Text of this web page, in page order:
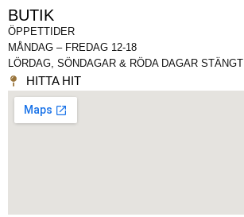
BUTIK
ÖPPETTIDER
MÅNDAG – FREDAG 12-18
LÖRDAG, SÖNDAGAR & RÖDA DAGAR STÄNGT
HITTA HIT